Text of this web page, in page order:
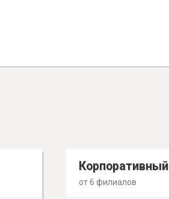
Корпоративный
от 6 филиалов